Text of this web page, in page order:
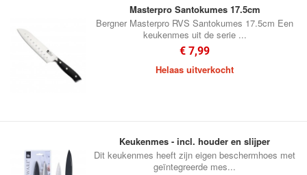
Masterpro Santokumes 17.5cm
Bergner Masterpro RVS Santokumes 17.5cm Een
keukenmes uit de serie ...
€ 7,99
Helaas uitverkocht
Keukenmes - incl. houder en slijper
Dit keukenmes heeft zijn eigen beschermhoes met
geïntegreerde mes...